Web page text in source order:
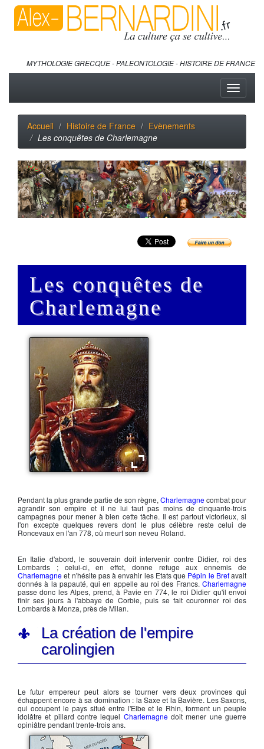
MYTHOLOGIE GRECQUE - PALEONTOLOGIE - HISTOIRE DE FRANCE
Toggle
Accueil Histoire de France
Evènements
Les conquêtes de Charlemagne
Les conquêtes de
Charlemagne
Pendant la plus grande partie de son règne, Charlemagnecombat pour
agrandir son empire et il ne lui faut pas moins de cinquante-trois
campagnes pour mener à bien cette tâche. Il est partout victorieux, si
l'on excepte quelques revers dont le plus célèbre reste celui de
Roncevauxen l'an 778, où meurt son neveu Roland.
En Italie d'abord, le souverain doit intervenir contre Didier, roi des
Lombards ; celui-ci, en effet, donne refuge aux ennemis de
Charlemagneet n'hésite pas à envahir les Etats que Pépin le Brefavait
donnés à la papauté, qui en appelle auroi des Francs.Charlemagne
passe donc les Alpes, prend, à Pavie en 774, le roi Didier qu'il envoi
finir ses jours à l'abbaye de Corbie, puis se fait couronner roi des
Lombardsà Monza, près de Milan.
La création de l'empire
carolingien
Le futur empereur peut alors se tourner vers deux provinces qui
échappent encore à sa domination : la Saxe et la Bavière. LesSaxons,
qui occupent le pays situé entre l'Elbe et le Rhin, forment un peuple
idolâtre et pillard contre lequel Charlemagnedoit mener une guerre
opiniâtre pendant trente-trois ans.